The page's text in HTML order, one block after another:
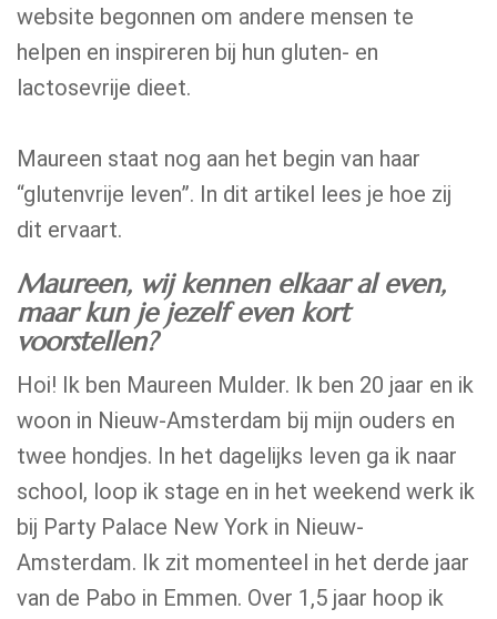
website begonnen om andere mensen te
helpen en inspireren bij hun gluten- en
lactosevrije dieet.
Maureen staat nog aan het begin van haar
“glutenvrije leven”. In dit artikel lees je hoe zij
dit ervaart.
Maureen, wij kennen elkaar al even,
maar kun je jezelf even kort
voorstellen?
Hoi! Ik ben Maureen Mulder. Ik ben 20 jaar en ik
woon in Nieuw-Amsterdam bij mijn ouders en
twee hondjes. In het dagelijks leven ga ik naar
school, loop ik stage en in het weekend werk ik
bij Party Palace New York in Nieuw-
Amsterdam. Ik zit momenteel in het derde jaar
van de Pabo in Emmen. Over 1,5 jaar hoop ik